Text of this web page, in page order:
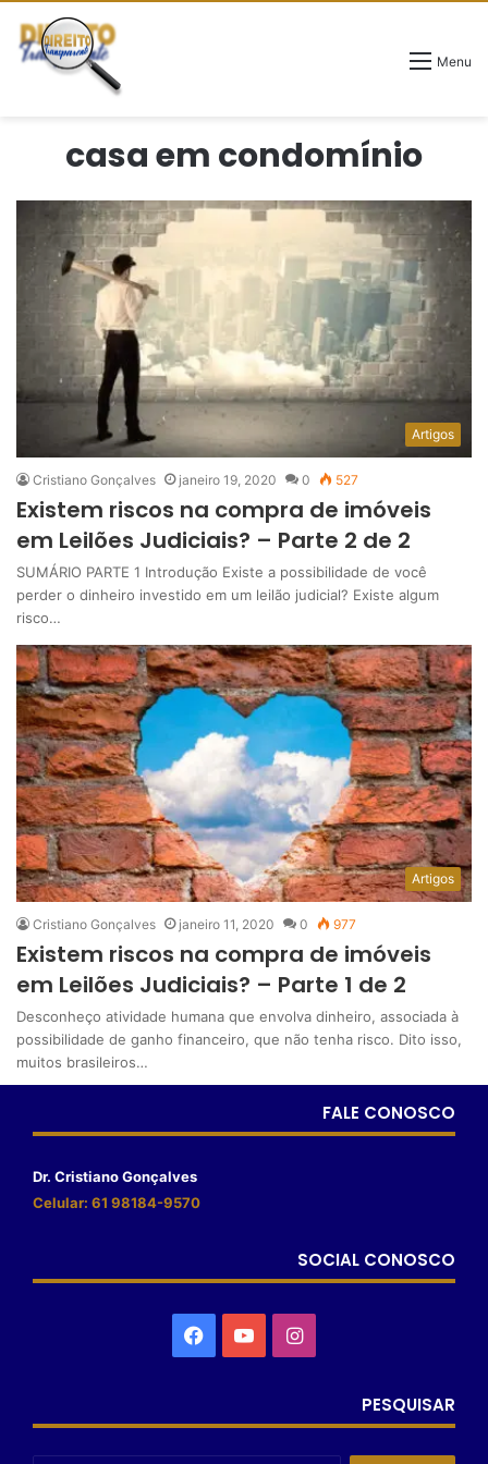
Menu
casa em condomínio
Artigos
Cristiano Gonçalves janeiro 19, 2020 0 527
Existem riscos na compra de imóveis
em Leilões Judiciais? – Parte 2 de 2
SUMÁRIO PARTE 1 Introdução Existe a possibilidade de você
perder o dinheiro investido em um leilão judicial? Existe algum
risco…
Artigos
Cristiano Gonçalves janeiro 11, 2020 0 977
Existem riscos na compra de imóveis
em Leilões Judiciais? – Parte 1 de 2
Desconheço atividade humana que envolva dinheiro, associada à
possibilidade de ganho financeiro, que não tenha risco. Dito isso,
muitos brasileiros…
FALE CONOSCO
Dr. Cristiano Gonçalves
Celular: 61 98184-9570
SOCIAL CONOSCO
PESQUISAR